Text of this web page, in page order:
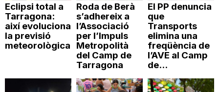
Eclipsi total a
Tarragona:
així evoluciona
la previsió
meteorològica
Roda de Berà
s’adhereix a
l’Associació
per l’Impuls
Metropolità
del Camp de
Tarragona
El PP denuncia
que
Transports
elimina una
freqüència de
l’AVE al Camp
de...